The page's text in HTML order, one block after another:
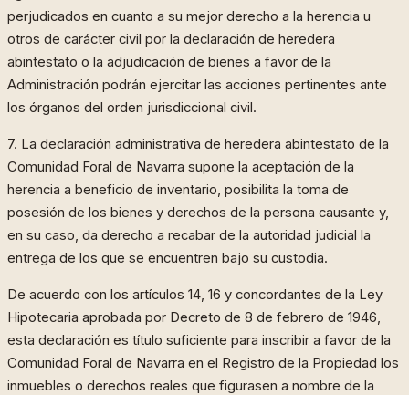
perjudicados en cuanto a su mejor derecho a la herencia u
otros de carácter civil por la declaración de heredera
abintestato o la adjudicación de bienes a favor de la
Administración podrán ejercitar las acciones pertinentes ante
los órganos del orden jurisdiccional civil.
7. La declaración administrativa de heredera abintestato de la
Comunidad Foral de Navarra supone la aceptación de la
herencia a beneficio de inventario, posibilita la toma de
posesión de los bienes y derechos de la persona causante y,
en su caso, da derecho a recabar de la autoridad judicial la
entrega de los que se encuentren bajo su custodia.
De acuerdo con los artículos 14, 16 y concordantes de la Ley
Hipotecaria aprobada por Decreto de 8 de febrero de 1946,
esta declaración es título suficiente para inscribir a favor de la
Comunidad Foral de Navarra en el Registro de la Propiedad los
inmuebles o derechos reales que figurasen a nombre de la